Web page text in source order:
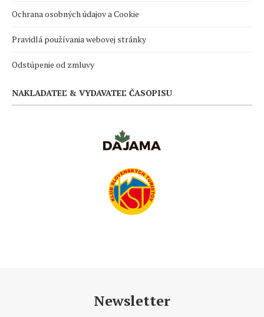
Ochrana osobných údajov a Cookie
Pravidlá používania webovej stránky
Odstúpenie od zmluvy
NAKLADATEĽ & VYDAVATEĽ ČASOPISU
Newsletter